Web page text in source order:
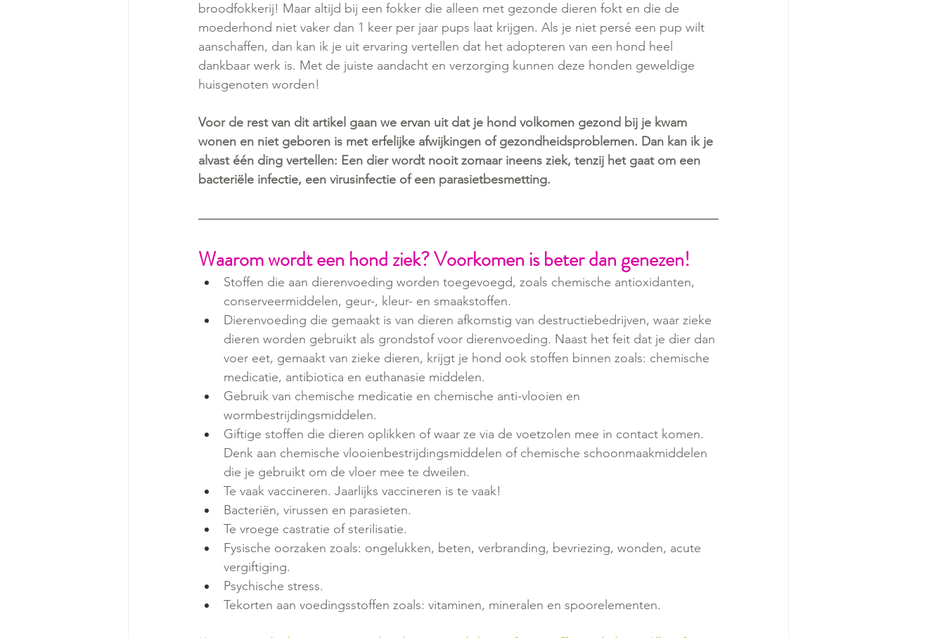
broodfokkerij! Maar altijd bij een fokker die alleen met gezonde dieren fokt en die de
moederhond niet vaker dan 1 keer per jaar pups laat krijgen. Als je niet persé een pup wilt
aanschaffen, dan kan ik je uit ervaring vertellen dat het adopteren van een hond heel
dankbaar werk is. Met de juiste aandacht en verzorging kunnen deze honden geweldige
huisgenoten worden!
Voor de rest van dit artikel gaan we ervan uit dat je hond volkomen gezond bij je kwam
wonen en niet geboren is met erfelijke afwijkingen of gezondheidsproblemen. Dan kan ik je
alvast één ding vertellen: Een dier wordt nooit zomaar ineens ziek, tenzij het gaat om een
bacteriële infectie, een virusinfectie of een parasietbesmetting.
Waarom wordt een hond ziek? Voorkomen is beter dan genezen!
Stoffen die aan dierenvoeding worden toegevoegd, zoals chemische antioxidanten,
conserveermiddelen, geur-, kleur- en smaakstoffen.
Dierenvoeding die gemaakt is van dieren afkomstig van destructiebedrijven, waar zieke
dieren worden gebruikt als grondstof voor dierenvoeding. Naast het feit dat je dier dan
voer eet, gemaakt van zieke dieren, krijgt je hond ook stoffen binnen zoals: chemische
medicatie, antibiotica en euthanasie middelen.
Gebruik van chemische medicatie en chemische anti-vlooien en
wormbestrijdingsmiddelen.
Giftige stoffen die dieren oplikken of waar ze via de voetzolen mee in contact komen.
Denk aan chemische vlooienbestrijdingsmiddelen of chemische schoonmaakmiddelen
die je gebruikt om de vloer mee te dweilen.
Te vaak vaccineren. Jaarlijks vaccineren is te vaak!
Bacteriën, virussen en parasieten.
Te vroege castratie of sterilisatie.
Fysische oorzaken zoals: ongelukken, beten, verbranding, bevriezing, wonden, acute
vergiftiging.
Psychische stress.
Tekorten aan voedingsstoffen zoals: vitaminen, mineralen en spoorelementen.